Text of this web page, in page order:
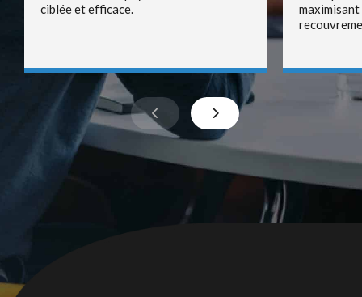
ciblée et efficace.
maximisant